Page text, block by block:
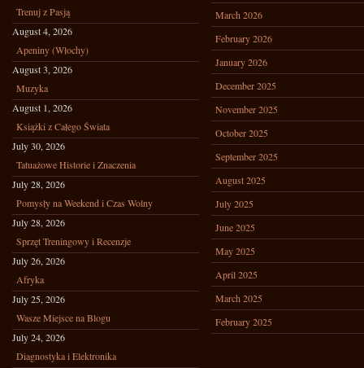
Trenuj z Pasją
August 4, 2026
Apeniny (Włochy)
August 3, 2026
Muzyka
August 1, 2026
Książki z Całego Świata
July 30, 2026
Tatuażowe Historie i Znaczenia
July 28, 2026
Pomysły na Weekend i Czas Wolny
July 28, 2026
Sprzęt Treningowy i Recenzje
July 26, 2026
Afryka
July 25, 2026
Wasze Miejsce na Blogu
July 24, 2026
Diagnostyka i Elektronika
March 2026
February 2026
January 2026
December 2025
November 2025
October 2025
September 2025
August 2025
July 2025
June 2025
May 2025
April 2025
March 2025
February 2025